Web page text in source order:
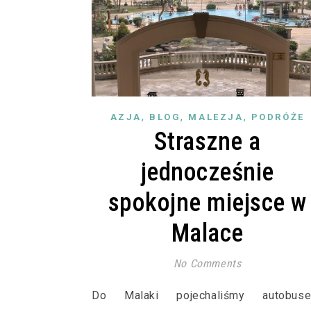
AZJA , BLOG, MALEZJA , PODRÓŻE
Straszne a
jednocześnie
spokojne miejsce w
Malace
No Comments
Do Malaki pojechaliśmy